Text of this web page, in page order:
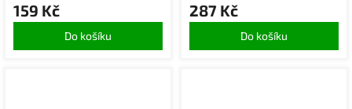
159 Kč
Do košíku
287 Kč
Do košíku